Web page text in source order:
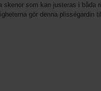
som kan justeras i
gör denna